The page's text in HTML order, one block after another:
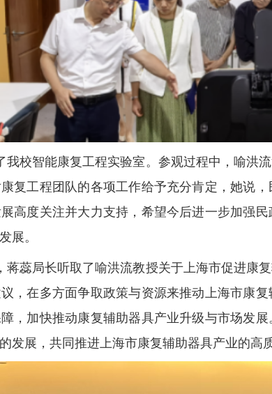
我校智能康复工程实验室。 参观过程中，喻洪流
康复工程团队的各项工作给予充分肯定 ，她说，
高度关注并大力支持，希望今后进一步加强
展。
蒋蕊局长听取了喻洪流教授关于上海市促进康
，在多方面争取政策与资源来推动上海市康
，加快推动康复辅助器具产业升级与市场发展
发展 ， 共同推进上海市康复辅助器具产业的高